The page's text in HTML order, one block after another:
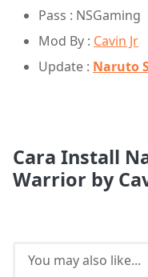
Pass : NSGaming
Mod By : Cavin Jr
Update : Naruto
Cara Install
Warrior by
You may also like...